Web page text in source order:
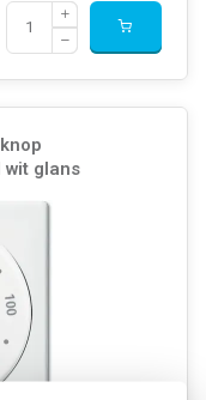
wit glans